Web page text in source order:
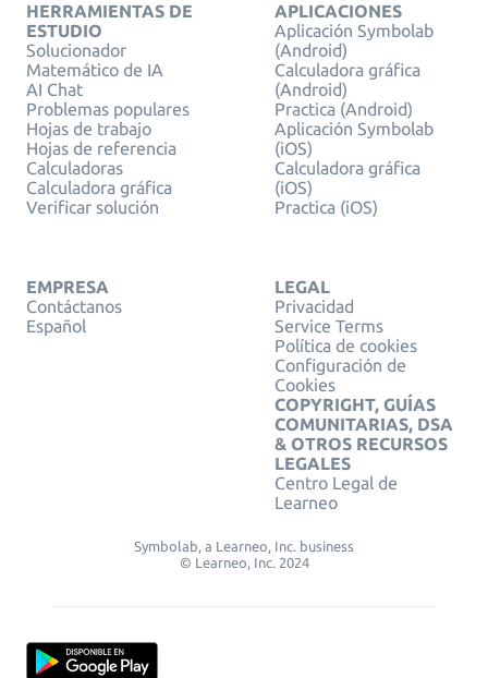
HERRAMIENTAS DE
ESTUDIO
Solucionador
Matemático de IA
AI Chat
Problemas populares
Hojas de trabajo
Hojas de referencia
Calculadoras
Calculadora gráfica
Verificar solución
APLICACIONES
Aplicación Symbolab
(Android)
Calculadora gráfica
(Android)
Practica (Android)
Aplicación Symbolab
(iOS)
Calculadora gráfica
(iOS)
Practica (iOS)
EMPRESA
Contáctanos
Español
LEGAL
Privacidad
Service Terms
Política de cookies
Configuración de
Cookies
COPYRIGHT, GUÍAS
COMUNITARIAS, DSA
& OTROS RECURSOS
LEGALES
Centro Legal de
Learneo
Symbolab, a Learneo, Inc. business
© Learneo, Inc. 2024